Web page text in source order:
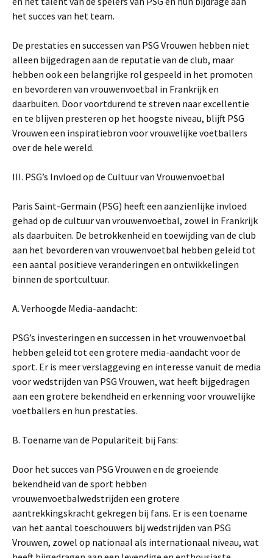
het succes van het team.
De prestaties en successen van PSG Vrouwen hebben niet
alleen bijgedragen aan de reputatie van de club, maar
hebben ook een belangrijke rol gespeeld in het promoten
en bevorderen van vrouwenvoetbal in Frankrijk en
daarbuiten. Door voortdurend te streven naar excellentie
en te blijven presteren op het hoogste niveau, blijft PSG
Vrouwen een inspiratiebron voor vrouwelijke voetballers
over de hele wereld.
III. PSG’s Invloed op de Cultuur van Vrouwenvoetbal
Paris Saint-Germain (PSG) heeft een aanzienlijke invloed
gehad op de cultuur van vrouwenvoetbal, zowel in Frankrijk
als daarbuiten. De betrokkenheid en toewijding van de club
aan het bevorderen van vrouwenvoetbal hebben geleid tot
een aantal positieve veranderingen en ontwikkelingen
binnen de sportcultuur.
A. Verhoogde Media-aandacht:
PSG’s investeringen en successen in het vrouwenvoetbal
hebben geleid tot een grotere media-aandacht voor de
sport. Er is meer verslaggeving en interesse vanuit de media
voor wedstrijden van PSG Vrouwen, wat heeft bijgedragen
aan een grotere bekendheid en erkenning voor vrouwelijke
voetballers en hun prestaties.
B. Toename van de Populariteit bij Fans:
Door het succes van PSG Vrouwen en de groeiende
bekendheid van de sport hebben
vrouwenvoetbalwedstrijden een grotere
aantrekkingskracht gekregen bij fans. Er is een toename
van het aantal toeschouwers bij wedstrijden van PSG
Vrouwen, zowel op nationaal als internationaal niveau, wat